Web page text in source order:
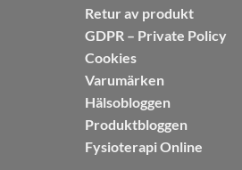
Retur av produkt
GDPR – Private Policy
Cookies
Varumärken
Hälsobloggen
Produktbloggen
Fysioterapi Online